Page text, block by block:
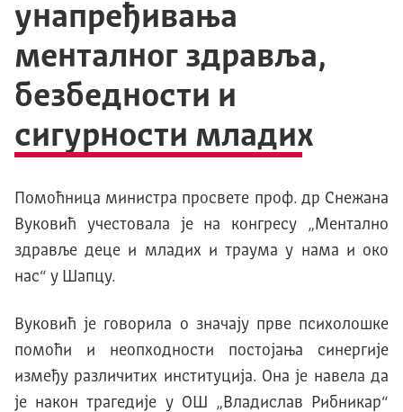
унапређивања
менталног здравља,
безбедности и
сигурности младих
Помоћница министра просвете проф. др Снежана
Вуковић учестовала је на конгресу „Ментално
здравље деце и младих и траума у нама и око
нас“ у Шапцу.
Вуковић је говорила о значају прве психолошке
помоћи и неопходности постојања синергије
између различитих институција. Она је навела да
је након трагедије у ОШ „Владислав Рибникар“